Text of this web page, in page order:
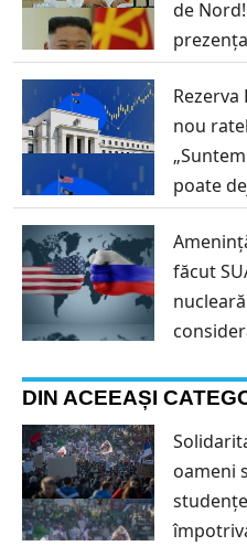
de
nou
poate
făcut
DIN ACEEAȘI
oameni